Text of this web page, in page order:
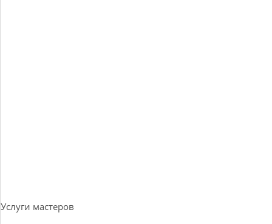
Услуги мастеров